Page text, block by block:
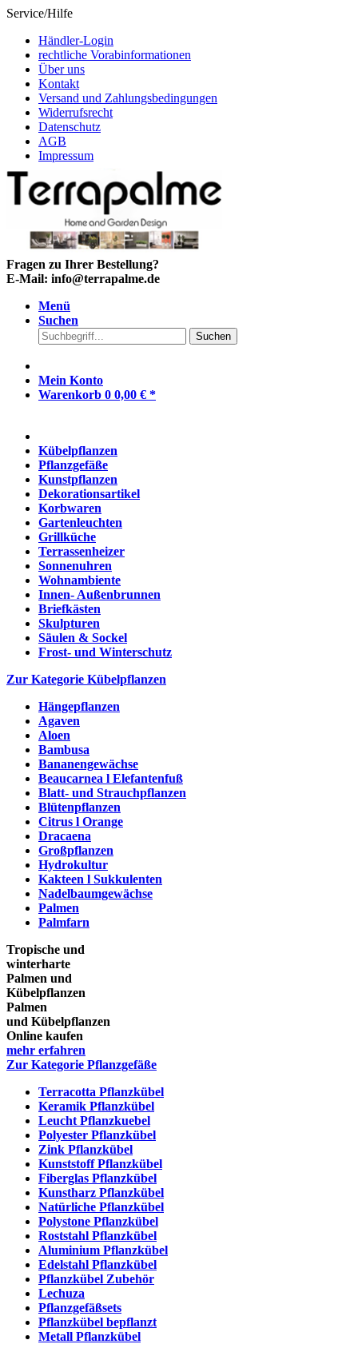
Service/Hilfe
Händler-Login
rechtliche Vorabinformationen
Über uns
Kontakt
Versand und Zahlungsbedingungen
Widerrufsrecht
Datenschutz
AGB
Impressum
Fragen zu Ihrer Bestellung?
E-Mail: info@terrapalme.de
Menü
Suchen
Suchen
Mein Konto
Warenkorb 0 0,00 € *
Kübelpflanzen
Pflanzgefäße
Kunstpflanzen
Dekorationsartikel
Korbwaren
Gartenleuchten
Grillküche
Terrassenheizer
Sonnenuhren
Wohnambiente
Innen- Außenbrunnen
Briefkästen
Skulpturen
Säulen & Sockel
Frost- und Winterschutz
Zur Kategorie Kübelpflanzen
Hängepflanzen
Agaven
Aloen
Bambusa
Bananengewächse
Beaucarnea l Elefantenfuß
Blatt- und Strauchpflanzen
Blütenpflanzen
Citrus l Orange
Dracaena
Großpflanzen
Hydrokultur
Kakteen l Sukkulenten
Nadelbaumgewächse
Palmen
Palmfarn
Tropische und
winterharte
Palmen und
Kübelpflanzen
Palmen
und Kübelpflanzen
Online kaufen
mehr erfahren
Zur Kategorie Pflanzgefäße
Terracotta Pflanzkübel
Keramik Pflanzkübel
Leucht Pflanzkuebel
Polyester Pflanzkübel
Zink Pflanzkübel
Kunststoff Pflanzkübel
Fiberglas Pflanzkübel
Kunstharz Pflanzkübel
Natürliche Pflanzkübel
Polystone Pflanzkübel
Roststahl Pflanzkübel
Aluminium Pflanzkübel
Edelstahl Pflanzkübel
Pflanzkübel Zubehör
Lechuza
Pflanzgefäßsets
Pflanzkübel bepflanzt
Metall Pflanzkübel